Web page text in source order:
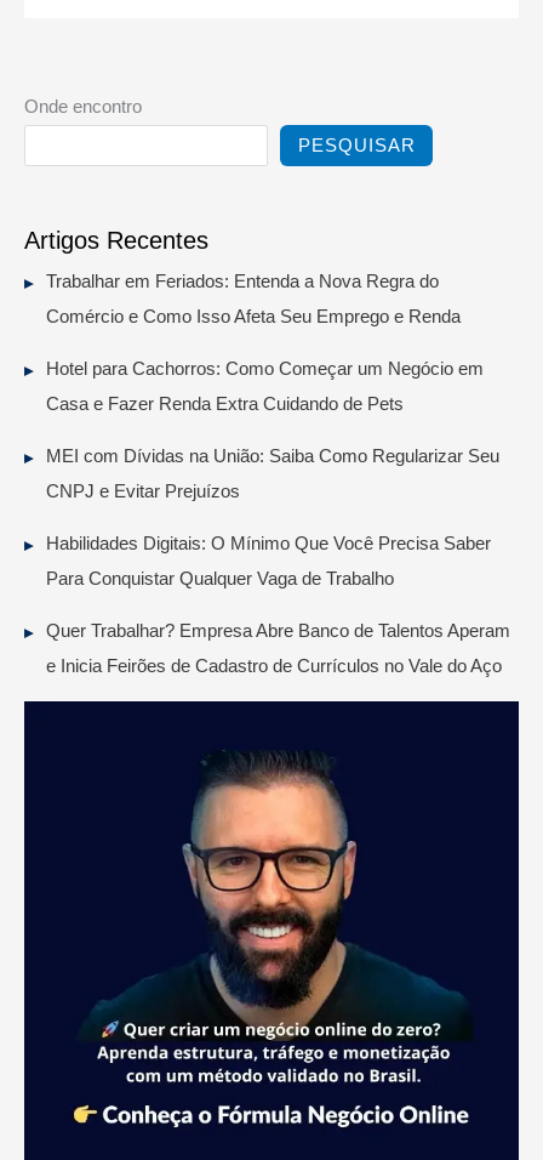
Onde encontro
PESQUISAR
Artigos Recentes
Trabalhar em Feriados: Entenda a Nova Regra do
Comércio e Como Isso Afeta Seu Emprego e Renda
Hotel para Cachorros: Como Começar um Negócio em
Casa e Fazer Renda Extra Cuidando de Pets
MEI com Dívidas na União: Saiba Como Regularizar Seu
CNPJ e Evitar Prejuízos
Habilidades Digitais: O Mínimo Que Você Precisa Saber
Para Conquistar Qualquer Vaga de Trabalho
Quer Trabalhar? Empresa Abre Banco de Talentos Aperam
e Inicia Feirões de Cadastro de Currículos no Vale do Aço